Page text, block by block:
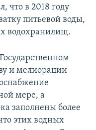
что в 2018 году
питьевой воды,
водохранилищ.
и мелиорации
мере, а
заполнены более
этих водных